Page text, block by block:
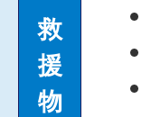
救
援
物